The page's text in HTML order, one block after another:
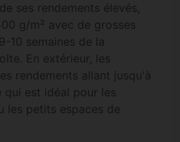
ses rendements élevés,
g/m² avec de grosses
10 semaines de la
En extérieur, les
rendements allant jusqu'à
est idéal pour les
les petits espaces de